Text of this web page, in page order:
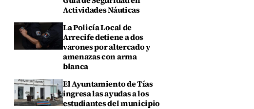
Actividades Náuticas
La Policía Local de
Arrecife detiene a dos
varones por altercado y
amenazas con arma
blanca
El Ayuntamiento de Tías
ingresa las ayudas a los
estudiantes del municipio